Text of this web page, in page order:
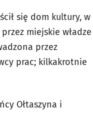
się dom kultury, w
miejskie władze
przez
prac; kilkakrotnie
Ołtaszyna i